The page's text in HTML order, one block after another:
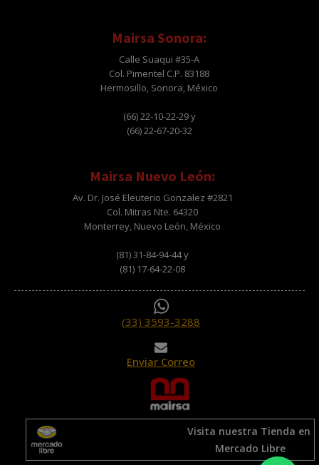
Mairsa Sonora:
Calle Suaqui #35-A
Col. Pimentel C.P. 83188
Hermosillo, Sonora, México
(66) 22-10-22-29 y
(66) 22-67-20-32
Mairsa Nuevo León:
Av. Dr. José Eleuterio Gonzalez #2821
Col. Mitras Nte. 64320
Monterrey, Nuevo León, México
(81) 31-84-94-44 y
(81) 17-64-22-08
(33) 3593-3288
Enviar Correo
Visita nuestra Tienda en
Mercado Libre